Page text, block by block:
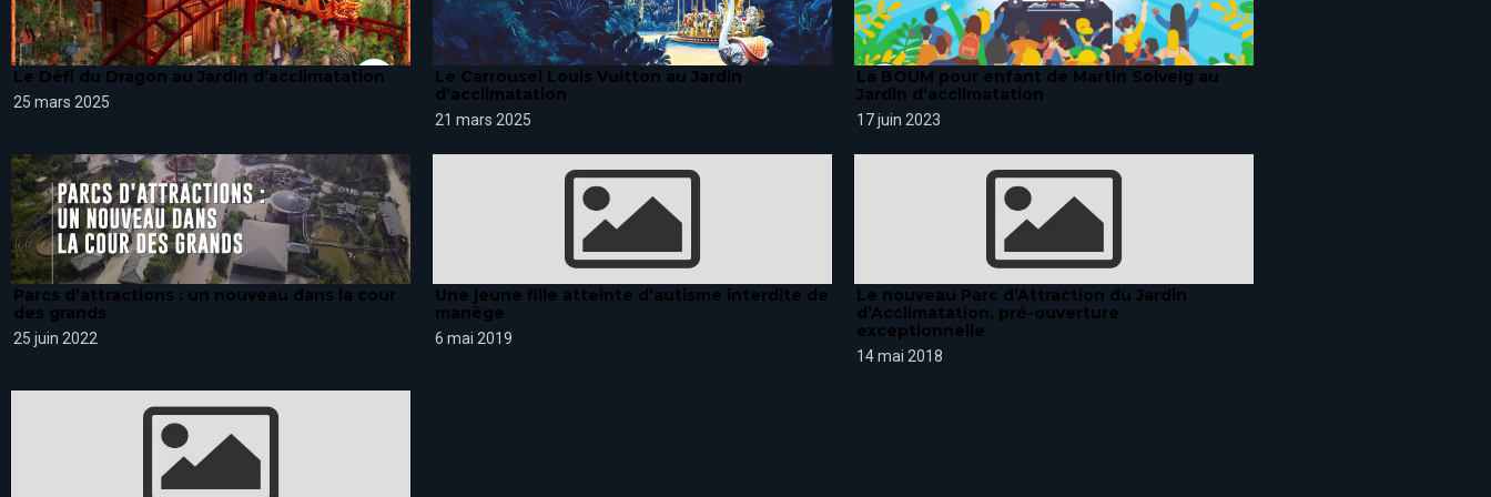
Le Défi du Dragon au Jardin d’acclimatation
25 mars 2025
Le Carrousel Louis Vuitton au Jardin
d’acclimatation
21 mars 2025
La BOUM pour enfant de Martin Solveig au
Jardin d’acclimatation
17 juin 2023
Parcs d’attractions : un nouveau dans la cour
des grands
25 juin 2022
Une jeune fille atteinte d’autisme interdite de
manège
6 mai 2019
Le nouveau Parc d’Attraction du Jardin
d’Acclimatation, pré-ouverture
exceptionnelle
14 mai 2018